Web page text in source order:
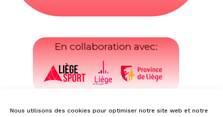
Nous utilisons des cookies pour optimiser notre site web et notre
En collaboration avec: